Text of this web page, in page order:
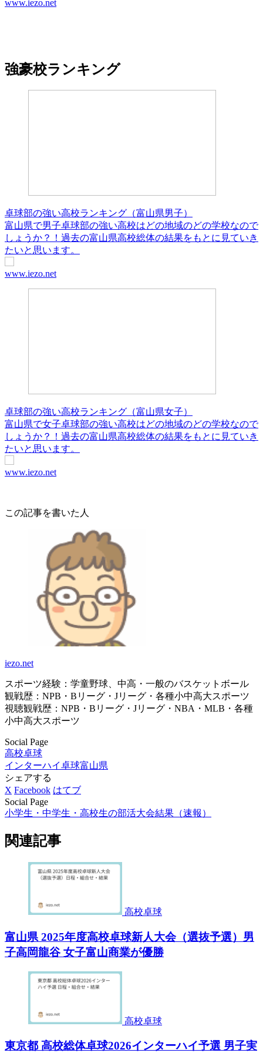
www.iezo.net
強豪校ランキング
卓球部の強い高校ランキング（富山県男子）
富山県で男子卓球部の強い高校はどの地域のどの学校なので
しょうか？！過去の富山県高校総体の結果をもとに見ていき
たいと思います。
www.iezo.net
卓球部の強い高校ランキング（富山県女子）
富山県で女子卓球部の強い高校はどの地域のどの学校なので
しょうか？！過去の富山県高校総体の結果をもとに見ていき
たいと思います。
www.iezo.net
この記事を書いた人
iezo.net
スポーツ経験：学童野球、中高・一般のバスケットボール
観戦歴：NPB・Bリーグ・Jリーグ・各種小中高大スポーツ
視聴観戦歴：NPB・Bリーグ・Jリーグ・NBA・MLB・各種
小中高大スポーツ
Social Page
高校卓球
インターハイ卓球富山県
シェアする
X Facebook はてブ
Social Page
小学生・中学生・高校生の部活大会結果（速報）
関連記事
高校卓球
富山県 2025年度高校卓球新人大会（選抜予選）男
子高岡龍谷 女子富山商業が優勝
高校卓球
東京都 高校総体卓球2026インターハイ予選 男子実